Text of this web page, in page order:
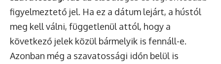
figyelmeztető jel. Ha ez a dátum lejárt, a hústól
meg kell válni, függetlenül attól, hogy a
következő jelek közül bármelyik is fennáll-e.
Azonban még a szavatossági időn belül is